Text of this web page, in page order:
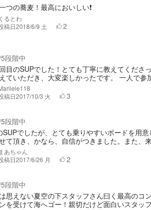
つの蕎麦！最高においしい❗
くるとわ
稿日2018/6/9 土 2
5段階中
目のSUPでした！とても丁寧に教えてくださ
ていただき、大変楽しかったです。 一人で
稿日2017/10/3 火 3
5段階中
SUPでしたが、とても乗りやすいボードを用
て頂き、かなら、自信がつきました。また、
あちゃん
稿日2017/6/26 月 2
5段階中
思えない夏空の下スタッフさん曰く最高のコ
を受けて海へゴー！親切だけど面白いスタッ